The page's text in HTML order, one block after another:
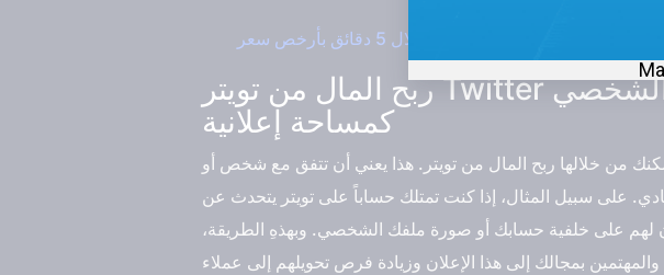
ربح المال من تويتر Twitter من خلال استخدام خلفية حسابك أو صورة ملفك الشخصي
كمساحة إعلانية
من خلالها ربح المال من تويتر. هذا يعني أن تتفق مع شخص أو
سبيل المثال، إذا كنت تمتلك حساباً على تويتر يتحدث عن
لهم على خلفية حسابك أو صورة ملفك الشخصي. وبهذهِ الطريقة،